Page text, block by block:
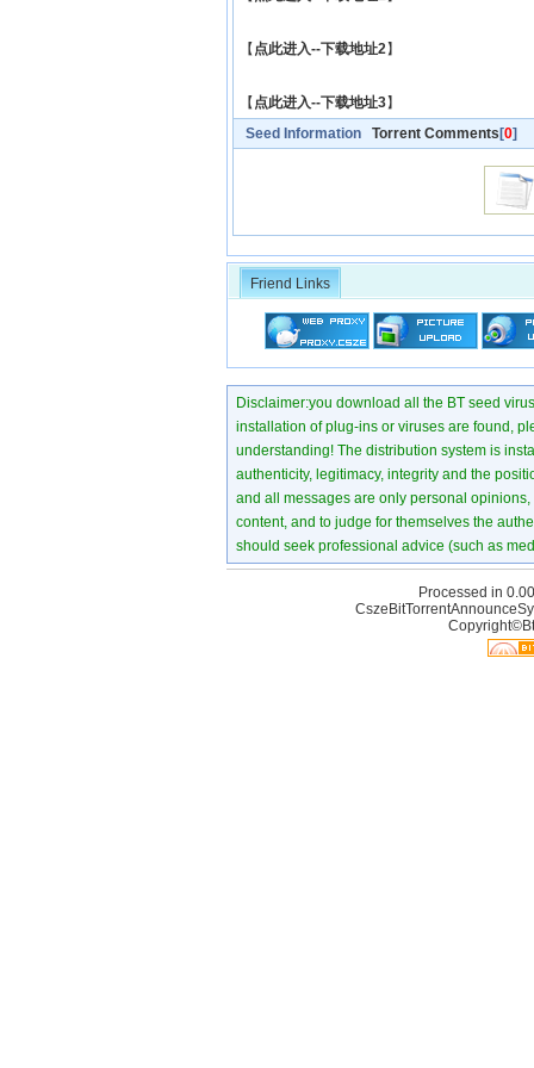
【 点此进入--下载地址2】
【 点此进入--下载地址3】
Seed Information Torrent Comments [0]
Friend Links
Disclaimer:you download all the BT seed
installation of plug-ins or viruses are found,
understanding! The distribution system is
authenticity, legitimacy, integrity and the
and all messages are only personal
content, and to judge for themselves the
should seek professional advice (such as
Processed in